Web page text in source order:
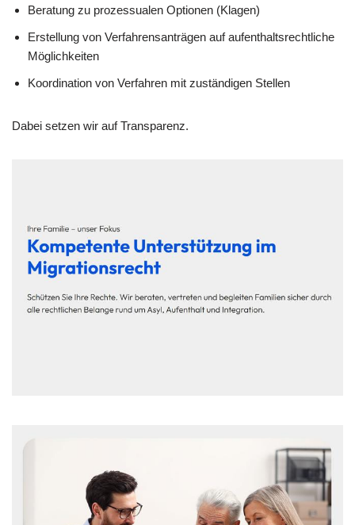
Beratung zu prozessualen Optionen (Klagen)
Erstellung von Verfahrensanträgen auf aufenthaltsrechtliche
Möglichkeiten
Koordination von Verfahren mit zuständigen Stellen
Dabei setzen wir auf Transparenz.